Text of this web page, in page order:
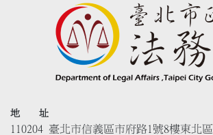
地 址
110204 臺北市信義區市府路1號8樓東北區